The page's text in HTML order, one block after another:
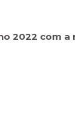
2022 com